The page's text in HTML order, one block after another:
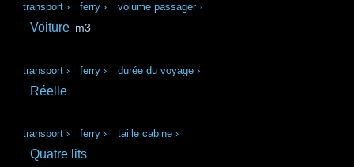
transport › ferry › volume passager ›
Voiture m3
transport › ferry › durée du voyage ›
Réelle
transport › ferry › taille cabine ›
Quatre lits